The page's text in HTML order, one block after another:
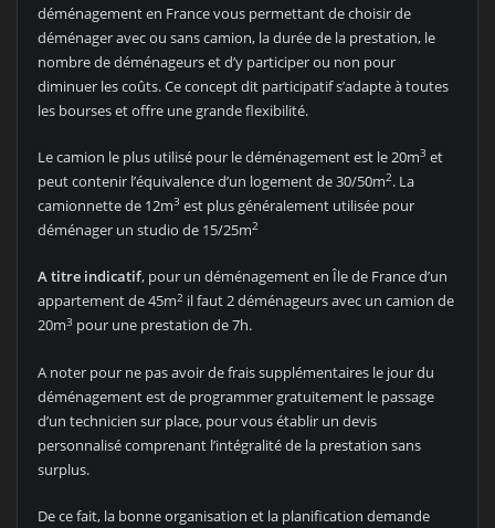
déménagement en France vous permettant de choisir de
déménager avec ou sans camion, la durée de la prestation, le
nombre de déménageurs et d’y participer ou non pour
diminuer les coûts. Ce concept dit participatif s’adapte à toutes
les bourses et offre une grande flexibilité.
Le camion le plus utilisé pour le déménagement est le 20m3 et
peut contenir l’équivalence d’un logement de 30/50m2. La
camionnette de 12m3 est plus généralement utilisée pour
déménager un studio de 15/25m2
A titre indicatif, pour un déménagement en Île de France d’un
appartement de 45m2il faut 2 déménageurs avec un camion de
20m3 pour une prestation de 7h.
A noter pour ne pas avoir de frais supplémentaires le jour du
déménagement est de programmer gratuitement le passage
d’un technicien sur place, pour vous établir un devis
personnalisé comprenant l’intégralité de la prestation sans
surplus.
De ce fait, la bonne organisation et la planification demande